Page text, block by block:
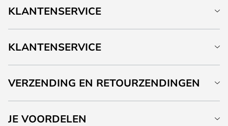
KLANTENSERVICE
KLANTENSERVICE
VERZENDING EN RETOURZENDINGEN
JE VOORDELEN